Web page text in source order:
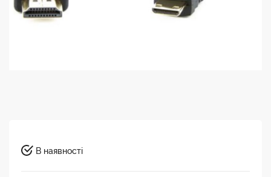
В наявності